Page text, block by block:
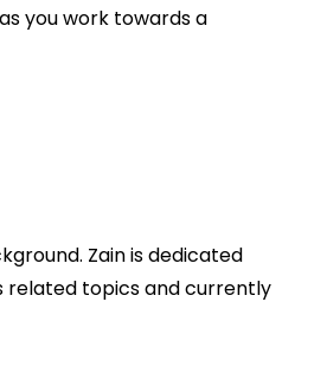
you work towards a
Zain is dedicated
related topics and currently